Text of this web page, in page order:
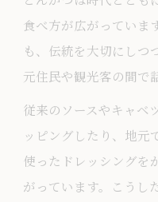
とんかつと
異素材とん
ド
ユニークな
の味
食通も納得
食べ方が広がっていま
も、伝統を大切にしつ
元住民や観光客の間で
従来のソースやキャベ
ッピングしたり、地元
使ったドレッシングを
がっています。こうし